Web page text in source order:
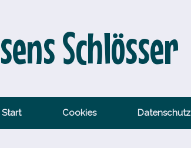
Schlösser
Start Cookies Datenschutz